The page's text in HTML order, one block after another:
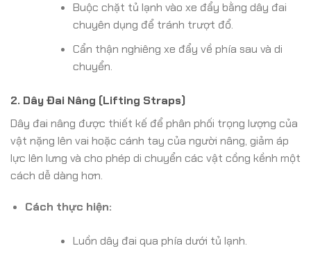
Buộc chặt tủ lạnh vào xe đẩy bằng dây đai
chuyên dụng để tránh trượt đổ.
Cẩn thận nghiêng xe đẩy về phía sau và di
chuyển.
2. Dây Đai Nâng (Lifting Straps)
Dây đai nâng được thiết kế để phân phối trọng lượng của
vật nặng lên vai hoặc cánh tay của người nâng, giảm áp
lực lên lưng và cho phép di chuyển các vật cồng kềnh một
cách dễ dàng hơn.
Cách thực hiện:
Luồn dây đai qua phía dưới tủ lạnh.